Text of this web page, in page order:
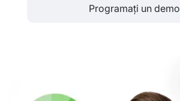
Programați un demo